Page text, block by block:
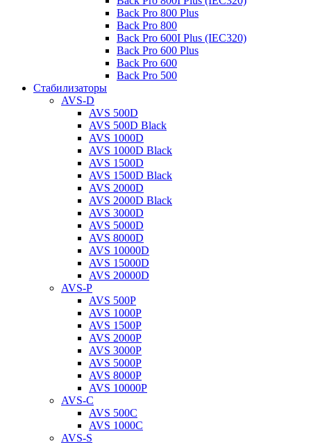
Back Pro 800 Plus
Back Pro 800
Back Pro 600I Plus (IEC320)
Back Pro 600 Plus
Back Pro 600
Back Pro 500
Стабилизаторы
AVS-D
AVS 500D
AVS 500D Black
AVS 1000D
AVS 1000D Black
AVS 1500D
AVS 1500D Black
AVS 2000D
AVS 2000D Black
AVS 3000D
AVS 5000D
AVS 8000D
AVS 10000D
AVS 15000D
AVS 20000D
AVS-P
AVS 500P
AVS 1000P
AVS 1500P
AVS 2000P
AVS 3000P
AVS 5000P
AVS 8000P
AVS 10000P
AVS-C
AVS 500C
AVS 1000C
AVS-S